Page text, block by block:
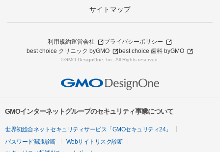
サイトマップ
利用規約運営会社
プライバシーポリシー
best choice クリニック byGMO
best choice 歯科 byGMO
©GMO DesignOne, Inc. All Rights reserved.
GMOインターネットグループのセキュリティ事業について
世界初総合ネットセキュリティサービス「GMOセキュリティ24」
パスワード漏洩診断
Webサイトリスク診断